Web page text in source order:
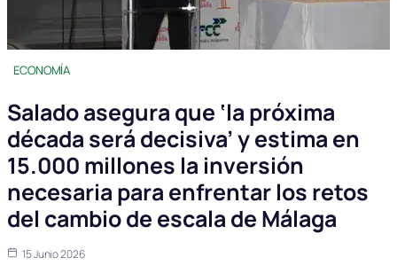
ECONOMÍA
Salado asegura que ‘la próxima
década será decisiva’ y estima en
15.000 millones la inversión
necesaria para enfrentar los retos
del cambio de escala de Málaga
15 Junio 2026